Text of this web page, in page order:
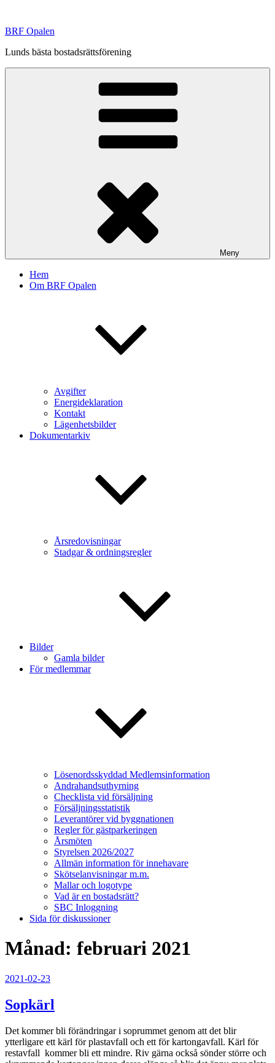
innehåll
BRF Opalen
Lunds bästa bostadsrättsförening
Meny
Hem
Om BRF Opalen
Avgifter
Energideklaration
Kontakt
Lägenhetsbilder
Dokumentarkiv
Årsredovisningar
Stadgar & ordningsregler
Bilder
Gamla bilder
För medlemmar
Lösenordsskyddad Medlemsinformation
Andrahandsuthyrning
Checklista vid försäljning
Försäljningsstatistik
Leverantörer vid byggnationen
Regler för gästparkeringen
Årsmöten
Styrelsen 2026/2027
Allmän information för innehavare
Skötselanvisningar m.m.
Mallar och logotype
Vad är en bostadsrätt?
SBC Inloggning
Sida för diskussioner
Månad: februari 2021
Publicerat
2021-02-23
Sopkärl
Det kommer bli förändringar i soprummet genom att det blir
ytterligare ett kärl för plastavfall och ett för kartongavfall. Kärl för
restavfall kommer bli ett mindre. Riv gärna också sönder större och